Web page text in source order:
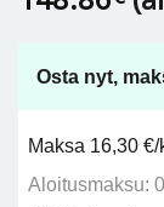
Osta nyt,
Maksa 16,30
Aloitusmaksu: